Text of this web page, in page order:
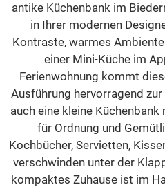
antike Küchenbank im
in Ihrer modernen
Kontraste, warmes
einer Mini-Küche im
Ferienwohnung kommt
Ausführung hervorragend
auch eine kleine
für Ordnung und
Kochbücher, Servietten,
verschwinden unter der
kompaktes Zuhause ist im